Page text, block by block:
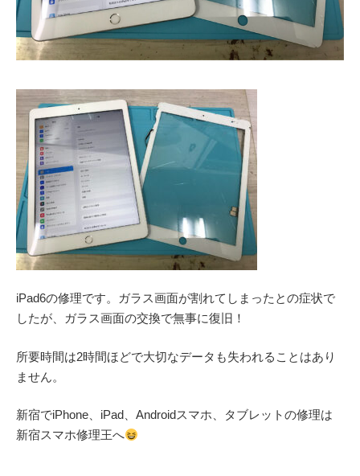
iPad6の修理です。ガラス画面が割れてしまったとの症状で
したが、ガラス画面の交換で無事に復旧！
所要時間は2時間ほどで大切なデータも失われることはあり
ません。
新宿でiPhone、iPad、Androidスマホ、タブレットの修理は
新宿スマホ修理王へ